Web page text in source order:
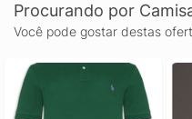
Procurando por
Você pode gostar destas